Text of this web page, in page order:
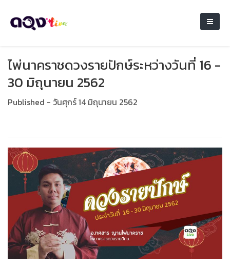
ไพ่นาคราชดวงรายปักษ์ระหว่างวันที่ 16 -
30 มิถุนายน 2562
Published - วันศุกร์ 14 มิถุนายน 2562